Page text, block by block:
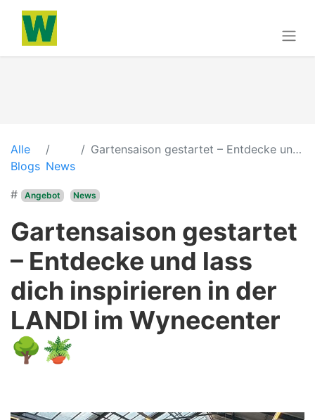
Alle
Blogs News
Gartensaison gestartet – Entdecke und lass dich inspirieren in der LANDI im Wynecenter🌳🪴
# Angebot News
Gartensaison gestartet
– Entdecke und lass
dich inspirieren in der
LANDI im Wynecenter
🌳🪴